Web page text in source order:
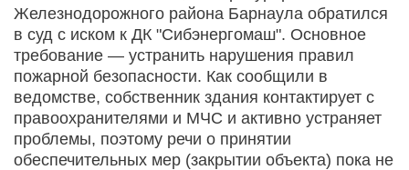
Железнодорожного района Барнаула обратился
в суд с иском к ДК "Сибэнергомаш". Основное
требование — устранить нарушения правил
пожарной безопасности. Как сообщили в
ведомстве, собственник здания контактирует с
правоохранителями и МЧС и активно устраняет
проблемы, поэтому речи о принятии
обеспечительных мер (закрытии объекта) пока не